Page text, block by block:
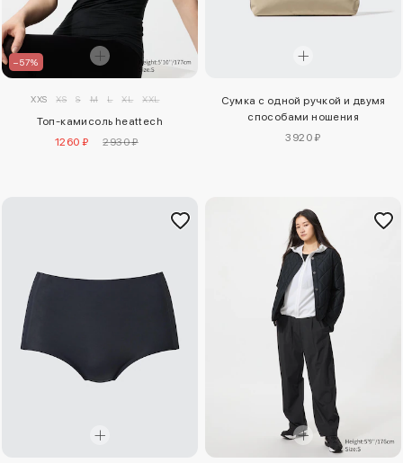
–57%
XXS XS S M L XL XXL
Топ-камисоль heattech
1260 ₽
2930 ₽
Сумка с одной ручкой и двумя
способами ношения
3920 ₽